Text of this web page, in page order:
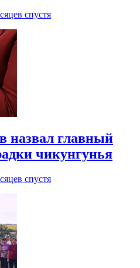
спустя
назвал главный
чикунгунья
спустя